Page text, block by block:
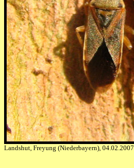
Landshut, Freyung (Niederbayern), 04.02.2007